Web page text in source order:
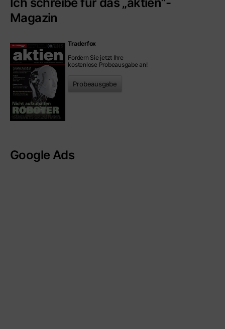
Ich schreibe für das „aktien”-
Magazin
Traderfox
Fordern Sie jetzt Ihre
kostenlose Probeausgabe an!
Probeausgabe
Google Ads